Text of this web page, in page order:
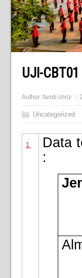
UJI-CBT01
Author: fandi chriz
Uncategorized
1
Data
: